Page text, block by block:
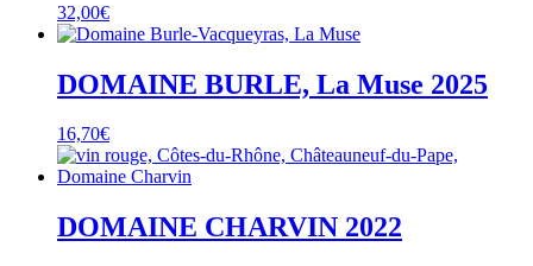
32,00€
DOMAINE BURLE, La Muse 2025
16,70€
DOMAINE CHARVIN 2022